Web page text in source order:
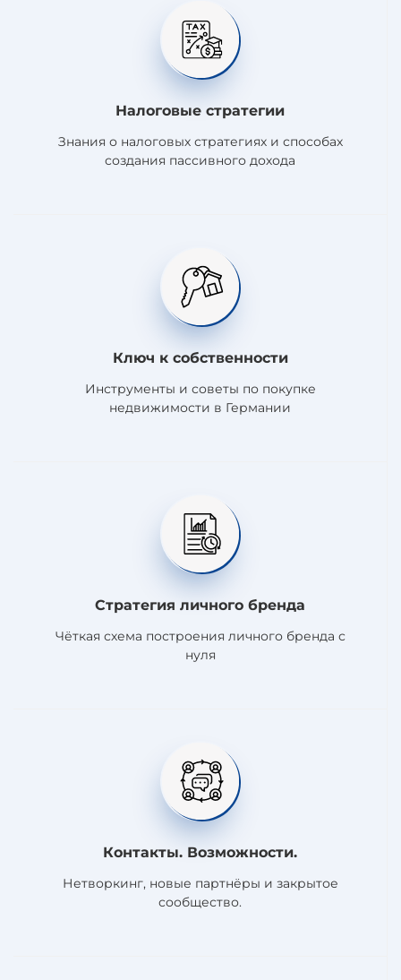
Налоговые стратегии
Знания о налоговых стратегиях и способах
создания пассивного дохода
Ключ к собственности
Инструменты и советы по покупке
недвижимости в Германии
Стратегия личного бренда
Чёткая схема построения личного бренда с
нуля
Контакты. Возможности.
Нетворкинг, новые партнёры и закрытое
сообщество.